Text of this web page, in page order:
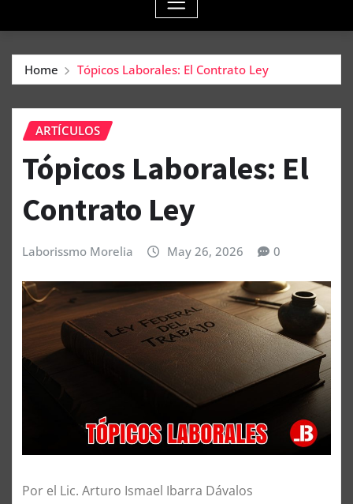
Home Tópicos Laborales: El Contrato Ley
ARTÍCULOS
Tópicos Laborales: El
Contrato Ley
Laborissmo Morelia May 26, 2026 0
Por el Lic. Arturo Ismael Ibarra Dávalos